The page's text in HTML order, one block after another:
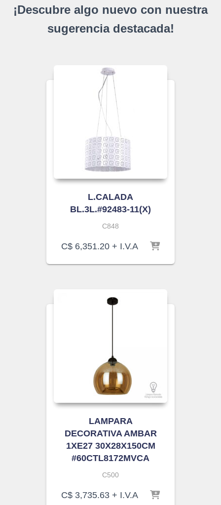
¡Descubre algo nuevo con nuestra
sugerencia destacada!
L.CALADA
BL.3L.#92483-11(X)
C848
C$ 6,351.20 + I.V.A
LAMPARA
DECORATIVA AMBAR
1XE27 30X28X150CM
#60CTL8172MVCA
C500
C$ 3,735.63 + I.V.A